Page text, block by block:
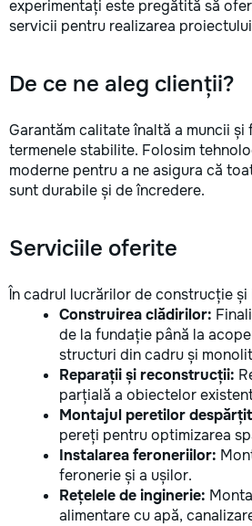
la fiecare detaliu. Contactați-ne
pentru o consultație gratuită și un
+373 603 31 178 Viber | WhatsApp
| Telegram Disponibili zilnic pentru
gratuit Consultanță profesională
Soluții pentru orice buget
Reparații executate la timp și cu
responsabilitate. Transformăm
ideile în locuințe confortabile,
noastră – liniștea și confortul
dumneavoastră!
experimentați este pregătită să
servicii pentru realizarea
De ce ne aleg clienții?
Garantăm calitate înaltă a muncii
termenele stabilite. Folosim
moderne pentru a ne asigura că
sunt durabile și de încredere.
Serviciile oferite
În cadrul lucrărilor de construcție și
Construirea clădirilor:
de la fundație până la
structuri din cadru și
Reparații și reconstrucții:
parțială a obiectelor
Montajul peretilor
pereți pentru optimizarea
Instalarea feroneriilor:
feronerie și a ușilor.
Rețelele de inginerie:
alimentare cu apă,